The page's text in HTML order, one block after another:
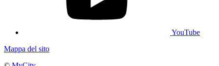
YouTube
Mappa del sito